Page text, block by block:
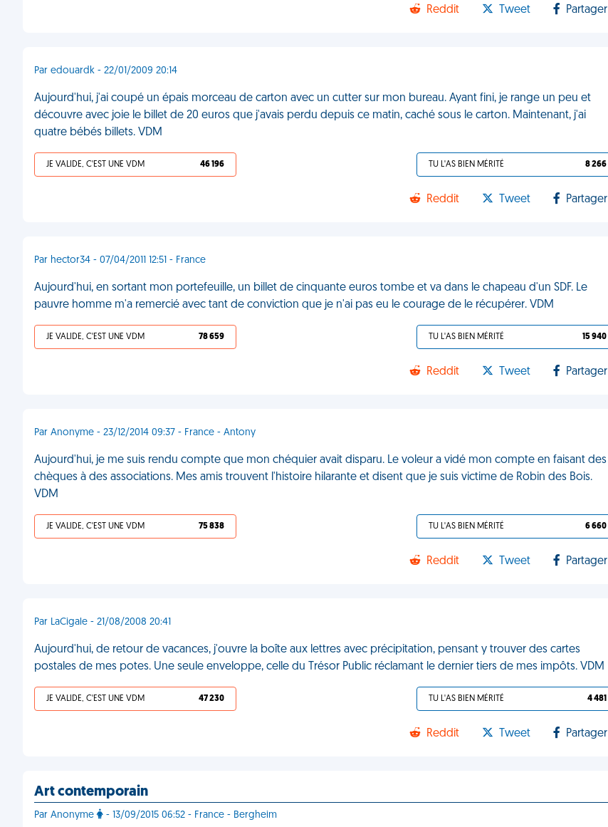
Reddit Tweet Partager
Par edouardk - 22/01/2009 20:14
Aujourd'hui, j'ai coupé un épais morceau de carton avec un cutter sur mon bureau. Ayant fini, je range un peu et
découvre avec joie le billet de 20 euros que j'avais perdu depuis ce matin, caché sous le carton. Maintenant, j'ai
quatre bébés billets. VDM
JE VALIDE, C'EST UNE VDM 46 196 TU L'AS BIEN MÉRITÉ 8 266
Reddit Tweet Partager
Par hector34 - 07/04/2011 12:51 - France
Aujourd'hui, en sortant mon portefeuille, un billet de cinquante euros tombe et va dans le chapeau d'un SDF. Le
pauvre homme m'a remercié avec tant de conviction que je n'ai pas eu le courage de le récupérer. VDM
JE VALIDE, C'EST UNE VDM 78 659 TU L'AS BIEN MÉRITÉ 15 940
Reddit Tweet Partager
Par Anonyme - 23/12/2014 09:37 - France - Antony
Aujourd'hui, je me suis rendu compte que mon chéquier avait disparu. Le voleur a vidé mon compte en faisant des
chèques à des associations. Mes amis trouvent l'histoire hilarante et disent que je suis victime de Robin des Bois.
VDM
JE VALIDE, C'EST UNE VDM 75 838 TU L'AS BIEN MÉRITÉ 6 660
Reddit Tweet Partager
Par LaCigale - 21/08/2008 20:41
Aujourd'hui, de retour de vacances, j'ouvre la boîte aux lettres avec précipitation, pensant y trouver des cartes
postales de mes potes. Une seule enveloppe, celle du Trésor Public réclamant le dernier tiers de mes impôts. VDM
JE VALIDE, C'EST UNE VDM 47 230 TU L'AS BIEN MÉRITÉ 4 481
Reddit Tweet Partager
Art contemporain
Par Anonyme - 13/09/2015 06:52 - France - Bergheim